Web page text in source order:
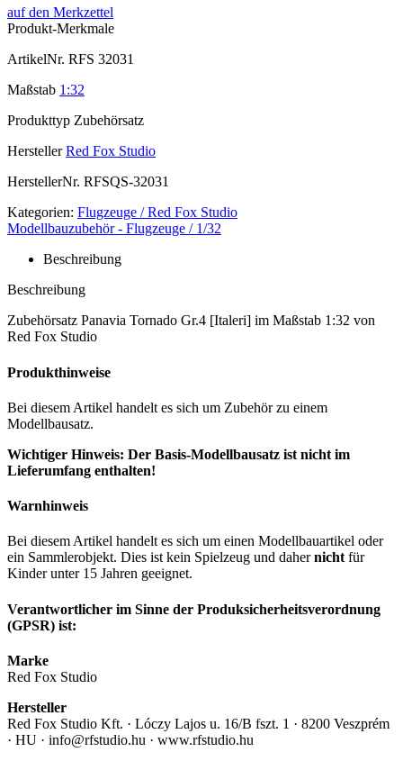
auf den Merkzettel
Produkt-Merkmale
ArtikelNr. RFS 32031
Maßstab 1:32
Produkttyp Zubehörsatz
Hersteller Red Fox Studio
HerstellerNr. RFSQS-32031
Kategorien: Flugzeuge / Red Fox Studio
Modellbauzubehör - Flugzeuge / 1/32
Beschreibung
Beschreibung
Zubehörsatz Panavia Tornado Gr.4 [Italeri] im Maßstab 1:32 von
Red Fox Studio
Produkthinweise
Bei diesem Artikel handelt es sich um Zubehör zu einem
Modellbausatz.
Wichtiger Hinweis: Der Basis-Modellbausatz ist nicht im
Lieferumfang enthalten!
Warnhinweis
Bei diesem Artikel handelt es sich um einen Modellbauartikel oder
ein Sammlerobjekt. Dies ist kein Spielzeug und dahernicht für
Kinder unter 15 Jahren geeignet.
Verantwortlicher im Sinne der Produksicherheitsverordnung
(GPSR) ist:
Marke
Red Fox Studio
Hersteller
Red Fox Studio Kft. · Lóczy Lajos u. 16/B fszt. 1 · 8200 Veszprém
· HU · info@rfstudio.hu · www.rfstudio.hu